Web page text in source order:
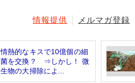
情報提供 メルマガ登録
情熱的なキスで10億個の細
菌を交換？ ⇒しかし！ 微
生物の大掃除によ...